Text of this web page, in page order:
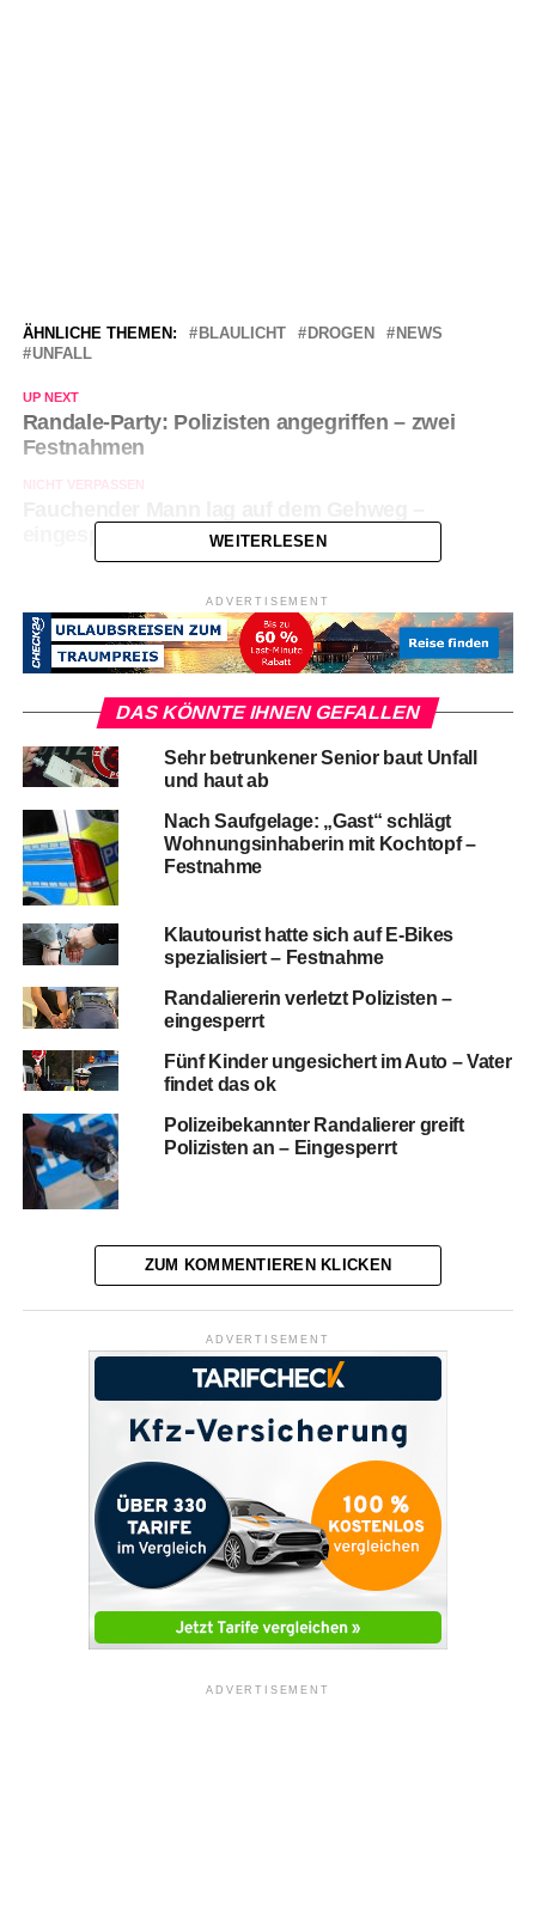
ÄHNLICHE THEMEN: BLAULICHT DROGEN
NEWS
UNFALL
UP NEXT
Randale-Party: Polizisten angegriffen – zwei
Festnahmen
NICHT VERPASSEN
WEITERLESEN
ADVERTISEMENT
DAS KÖNNTE IHNEN GEFALLEN
Sehr betrunkener Senior baut Unfall
und haut ab
Nach Saufgelage: „Gast“ schlägt
Wohnungsinhaberin mit Kochtopf –
Festnahme
Klautourist hatte sich auf E-Bikes
spezialisiert – Festnahme
Randaliererin verletzt Polizisten –
eingesperrt
Fünf Kinder ungesichert im Auto – Vater
findet das ok
Polizeibekannter Randalierer greift
Polizisten an – Eingesperrt
ZUM KOMMENTIEREN KLICKEN
ADVERTISEMENT
ADVERTISEMENT